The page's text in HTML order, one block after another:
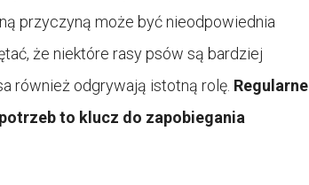
przyczyną może być nieodpowiednia
że niektóre rasy psów są bardziej
również odgrywają istotną rolę. Regularne
to klucz do zapobiegania